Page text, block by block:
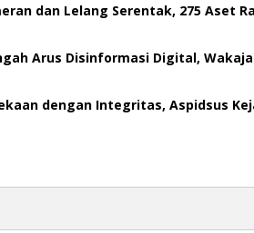
dan Lelang Serentak, 275 Aset
Arus Disinformasi Digital,
dengan Integritas, Aspidsus